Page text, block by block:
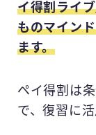
イ得割ライ
ものマイン
ます。
ペイ得割は
で、復習に